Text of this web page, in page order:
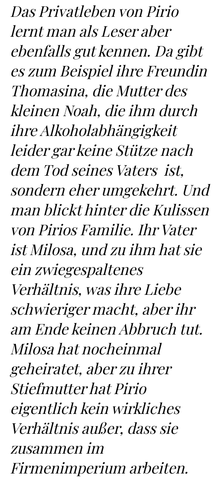
Das Privatleben von Pirio
lernt man als Leser aber
ebenfalls gut kennen. Da gibt
es zum Beispiel ihre Freundin
Thomasina, die Mutter des
kleinen Noah, die ihm durch
ihre Alkoholabhängigkeit
leider gar keine Stütze nach
dem Tod seines Vaters ist,
sondern eher umgekehrt. Und
man blickt hinter die Kulissen
von Pirios Familie. Ihr Vater
ist Milosa, und zu ihm hat sie
ein zwiegespaltenes
Verhältnis, was ihre Liebe
schwieriger macht, aber ihr
am Ende keinen Abbruch tut.
Milosa hat nocheinmal
geheiratet, aber zu ihrer
Stiefmutter hat Pirio
eigentlich kein wirkliches
Verhältnis außer, dass sie
zusammen im
Firmenimperium arbeiten.